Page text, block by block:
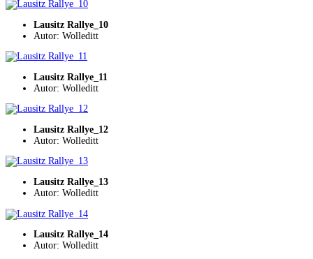
Lausitz Rallye_10
Autor: Wolleditt
Lausitz Rallye_11
Autor: Wolleditt
Lausitz Rallye_12
Autor: Wolleditt
Lausitz Rallye_13
Autor: Wolleditt
Lausitz Rallye_14
Autor: Wolleditt